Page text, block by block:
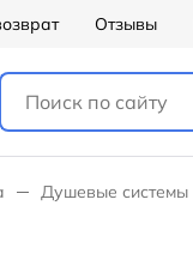
Отзывы
Душевые системы